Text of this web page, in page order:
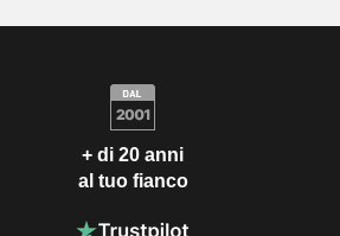
+ di 20 anni
al tuo fianco